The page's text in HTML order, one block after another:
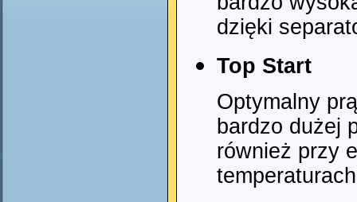
dzięki
Top Start
Optymalny
bardzo dużej
również przy
temperaturach